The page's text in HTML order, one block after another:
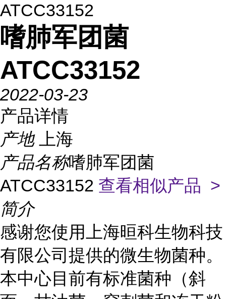
ATCC33152
嗜肺军团菌
ATCC33152
2022-03-23
产品详情
产地
上海
产品名称嗜肺军团菌
ATCC33152 查看相似产品 >
简介
感谢您使用上海晅科生物科技
有限公司提供的微生物菌种。
本中心目前有标准菌种（斜